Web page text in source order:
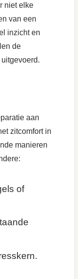
niet elke
van een
inzicht en
de
aan
zitcomfort in
manieren
of